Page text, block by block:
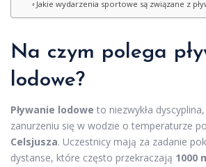
Jakie wydarzenia sportowe są związane z
Na czym polega
lodowe?
Pływanie lodowe to niezwykła
zanurzeniu się w wodzie o temperaturze
Celsjusza. Uczestnicy mają za zadanie
dystanse, które często przekraczają 1000